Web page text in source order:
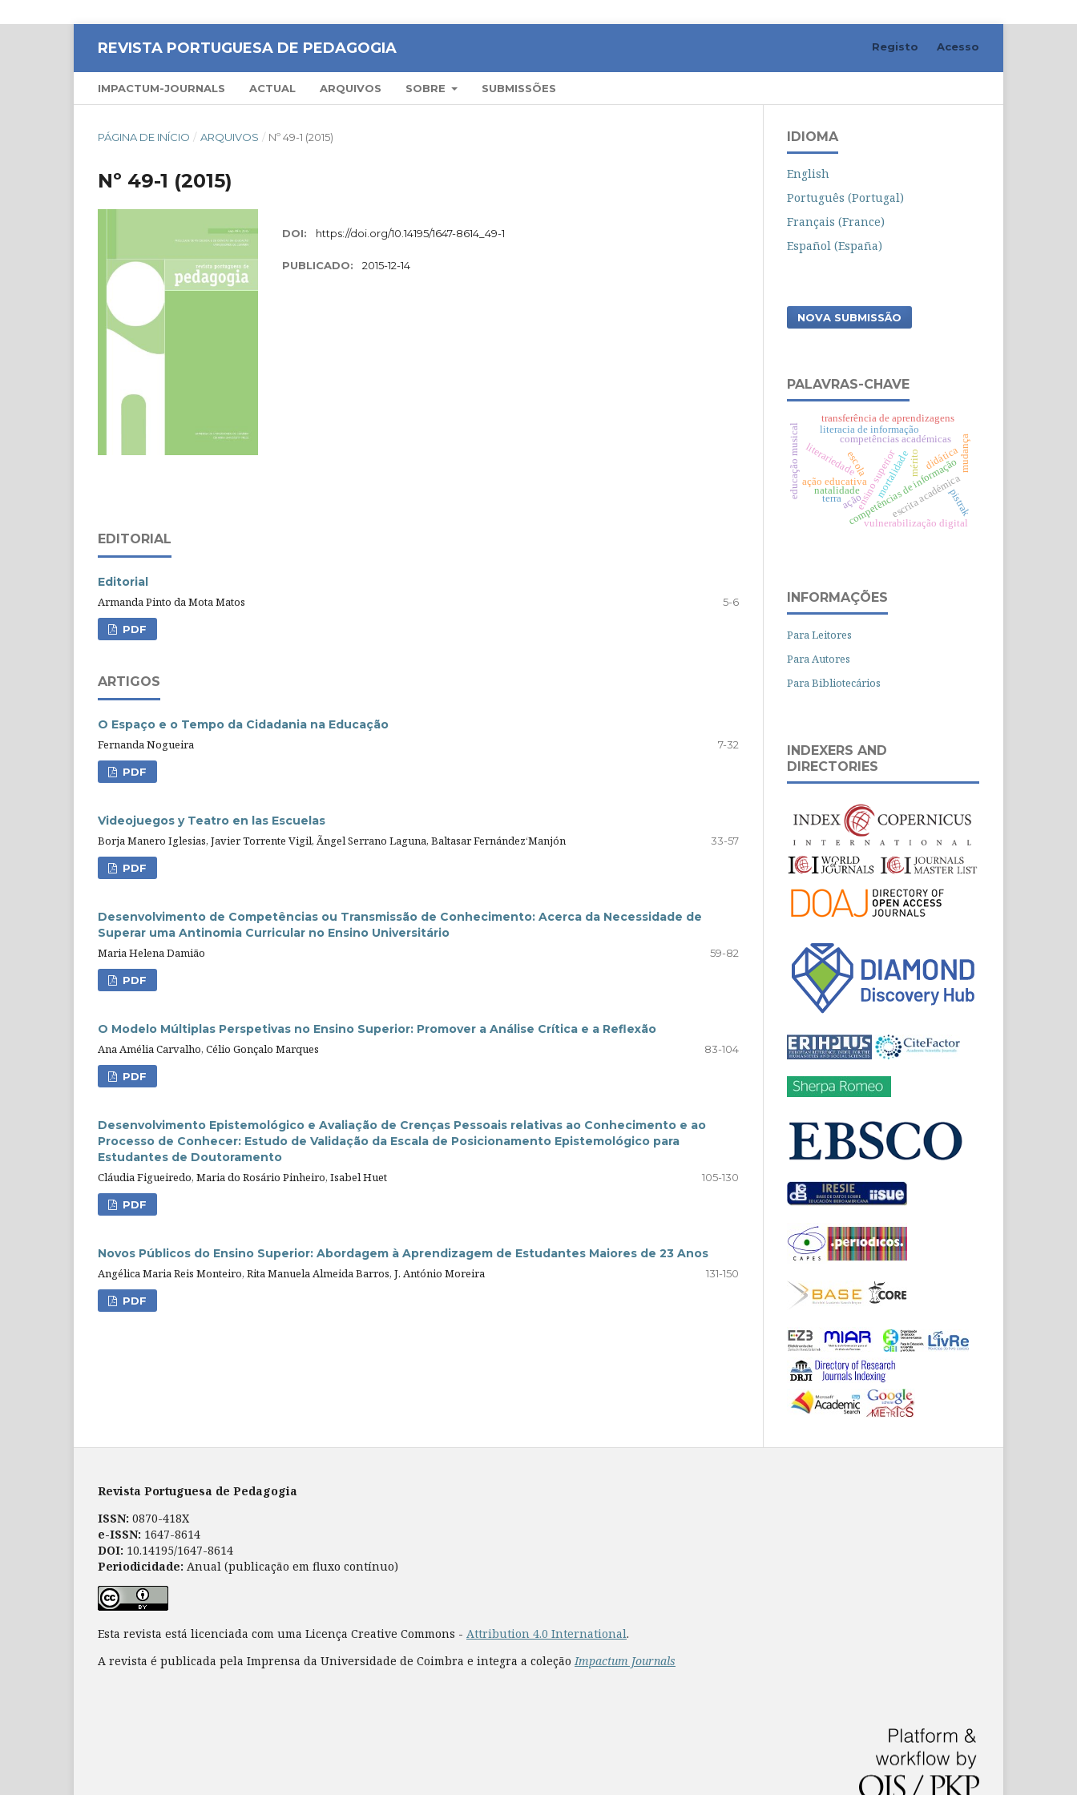
REVISTA PORTUGUESA DE PEDAGOGIA
IMPACTUM-JOURNALS ACTUAL ARQUIVOS SOBRE SUBMISSÕES
Registo Acesso
PÁGINA DE INÍCIO / ARQUIVOS / Nº 49-1 (2015)
Nº 49-1 (2015)
DOI: https://doi.org/10.14195/1647-8614_49-1
PUBLICADO: 2015-12-14
EDITORIAL
Editorial
Armanda Pinto da Mota Matos
5-6
PDF
ARTIGOS
O Espaço e o Tempo da Cidadania na Educação
Fernanda Nogueira
7-32
PDF
Videojuegos y Teatro en las Escuelas
Borja Manero Iglesias, Javier Torrente Vigil, Ãngel Serrano Laguna, Baltasar Fernández‘Manjón
33-57
PDF
Desenvolvimento de Competências ou Transmissão de Conhecimento: Acerca da Necessidade de
Superar uma Antinomia Curricular no Ensino Universitário
Maria Helena Damião
59-82
PDF
O Modelo Múltiplas Perspetivas no Ensino Superior: Promover a Análise Crítica e a Reflexão
Ana Amélia Carvalho, Célio Gonçalo Marques
83-104
PDF
Desenvolvimento Epistemológico e Avaliação de Crenças Pessoais relativas ao Conhecimento e ao
Processo de Conhecer: Estudo de Validação da Escala de Posicionamento Epistemológico para
Estudantes de Doutoramento
Cláudia Figueiredo, Maria do Rosário Pinheiro, Isabel Huet
105-130
PDF
Novos Públicos do Ensino Superior: Abordagem à Aprendizagem de Estudantes Maiores de 23 Anos
Angélica Maria Reis Monteiro, Rita Manuela Almeida Barros, J. António Moreira
131-150
PDF
IDIOMA
English
Português (Portugal)
Français (France)
Español (España)
NOVA SUBMISSÃO
PALAVRAS-CHAVE
ensino superior
competências académicas
competências de informação
literacia de informação
transferência de aprendizagens
ação
natalidade mortalidade
vulnerabilização digital
ação educativa
escola mudança
escrita académica
mérito
educação musicalliterariedade
pistrak
terra
didática
INFORMAÇÕES
Para Leitores
Para Autores
Para Bibliotecários
INDEXERS AND
DIRECTORIES
Revista Portuguesa de Pedagogia
ISSN: 0870-418X
e-ISSN: 1647-8614
DOI: 10.14195/1647-8614
Periodicidade: Anual (publicação em fluxo contínuo)
Esta revista está licenciada com uma Licença Creative Commons - Attribution 4.0 International.
A revista é publicada pela Imprensa da Universidade de Coimbra e integra a coleção Impactum Journals